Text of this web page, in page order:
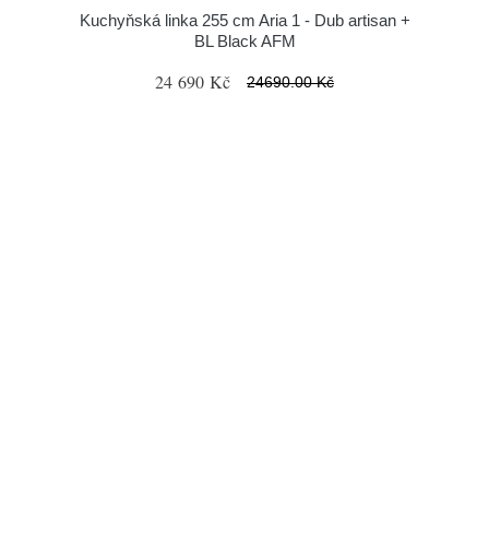
Kuchyňská linka 255 cm Aria 1 - Dub artisan +
BL Black AFM
24 690 Kč 24690.00 Kč